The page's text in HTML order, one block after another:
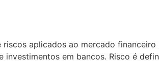
aplicados ao mercado
investimentos em bancos. Risco é